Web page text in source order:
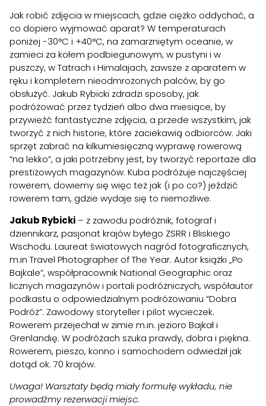
Jak robić zdjęcia w miejscach, gdzie ciężko oddychać, a
co dopiero wyjmować aparat? W temperaturach
poniżej -30°C i +40°C, na zamarzniętym oceanie, w
zamieci za kołem podbiegunowym, w pustyni i w
puszczy, w Tatrach i Himalajach, zawsze z aparatem w
ręku i kompletem nieodmrożonych palców, by go
obsłużyć. Jakub Rybicki zdradzi sposoby, jak
podróżować przez tydzień albo dwa miesiące, by
przywieźć fantastyczne zdjęcia, a przede wszystkim, jak
tworzyć z nich historie, które zaciekawią odbiorców. Jaki
sprzęt zabrać na kilkumiesięczną wyprawę rowerową
“na lekko”, a jaki potrzebny jest, by tworzyć reportaże dla
prestiżowych magazynów. Kuba podróżuje najczęściej
rowerem, dowiemy się więc też jak (i po co?) jeździć
rowerem tam, gdzie wydaje się to niemożliwe.
Jakub Rybicki – z zawodu podróżnik, fotograf i
dziennikarz, pasjonat krajów byłego ZSRR i Bliskiego
Wschodu. Laureat światowych nagród fotograficznych,
m.in Travel Photographer of The Year. Autor książki „Po
Bajkale”, współpracownik National Geographic oraz
licznych magazynów i portali podróżniczych, współautor
podkastu o odpowiedzialnym podróżowaniu “Dobra
Podróż”. Zawodowy storyteller i pilot wycieczek.
Rowerem przejechał w zimie m.in. jezioro Bajkał i
Grenlandię. W podróżach szuka prawdy, dobra i piękna.
Rowerem, pieszo, konno i samochodem odwiedził jak
dotąd ok. 70 krajów.
Uwaga! Warsztaty będą miały formułę wykładu, nie
prowadźmy rezerwacji miejsc.